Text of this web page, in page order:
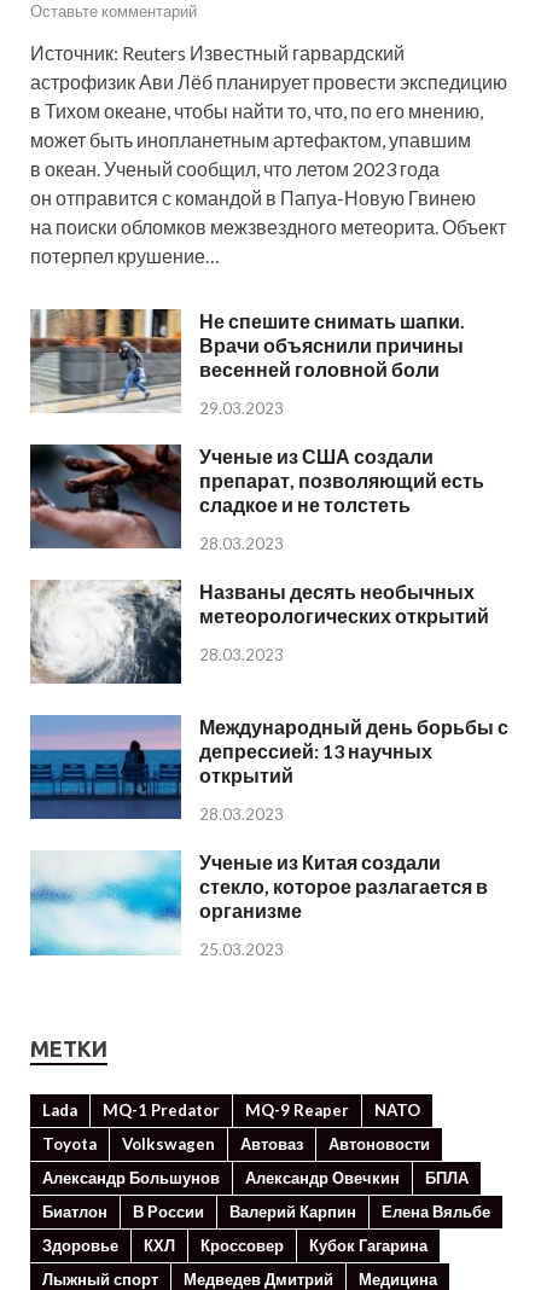
Оставьте комментарий
Источник: Reuters Известный гарвардский
астрофизик Ави Лёб планирует провести экспедицию
в Тихом океане, чтобы найти то, что, по его мнению,
может быть инопланетным артефактом, упавшим
в океан. Ученый сообщил, что летом 2023 года
он отправится с командой в Папуа-Новую Гвинею
на поиски обломков межзвездного метеорита. Объект
потерпел крушение…
Не спешите снимать шапки.
Врачи объяснили причины
весенней головной боли
29.03.2023
Ученые из США создали
препарат, позволяющий есть
сладкое и не толстеть
28.03.2023
Названы десять необычных
метеорологических открытий
28.03.2023
Международный день борьбы с
депрессией: 13 научных
открытий
28.03.2023
Ученые из Китая создали
стекло, которое разлагается в
организме
25.03.2023
МЕТКИ
Lada MQ-1 Predator MQ-9 Reaper
NATO
Toyota
Volkswagen Автоваз
Автоновости
Александр Большунов
Александр Овечкин
БПЛА
Биатлон
В России Валерий Карпин
Елена Вяльбе
Здоровье
КХЛ Кроссовер
Кубок Гагарина
Лыжный спорт
Медведев Дмитрий
Медицина